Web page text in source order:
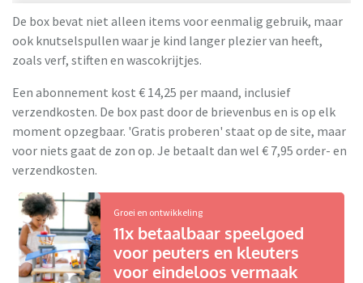
De box bevat niet alleen items voor eenmalig gebruik, maar
ook knutselspullen waar je kind langer plezier van heeft,
zoals verf, stiften en wascokrijtjes.
Een abonnement kost € 14,25 per maand, inclusief
verzendkosten. De box past door de brievenbus en is op elk
moment opzegbaar. 'Gratis proberen' staat op de site, maar
voor niets gaat de zon op. Je betaalt dan wel € 7,95 order- en
verzendkosten.
Groei en ontwikkeling
11x betaalbaar speelgoed
voor peuters en kleuters
voor eindeloos vermaak